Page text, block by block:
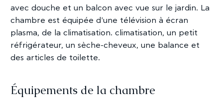
avec douche et un balcon avec vue sur le jardin. La
chambre est équipée d'une télévision à écran
plasma, de la climatisation. climatisation, un petit
réfrigérateur, un sèche-cheveux, une balance et
des articles de toilette.
Équipements de la chambre